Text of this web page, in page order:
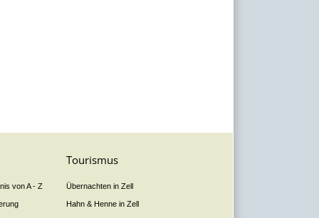
von A - Z
Tourismus
Übernachten in Zell
Hahn & Henne in Zell